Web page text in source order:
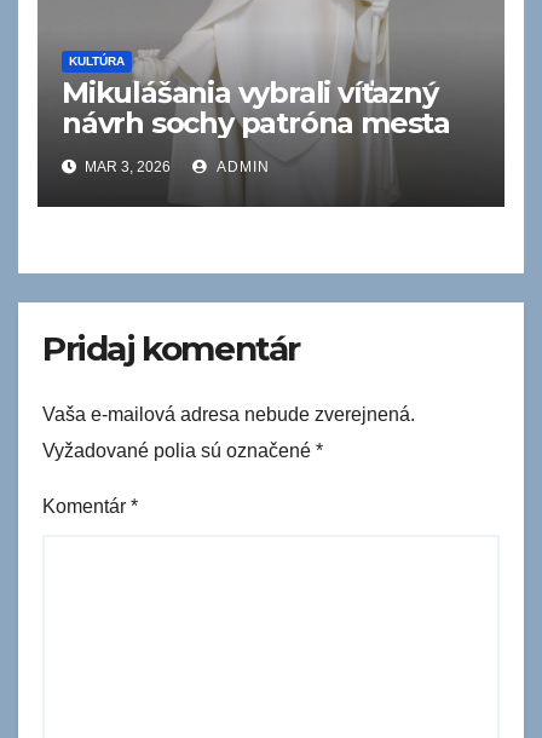
KULTÚRA
Mikulášania vybrali víťazný
návrh sochy patróna mesta
MAR 3, 2026 ADMIN
Pridaj komentár
Vaša e-mailová adresa nebude zverejnená.
Vyžadované polia sú označené *
Komentár *